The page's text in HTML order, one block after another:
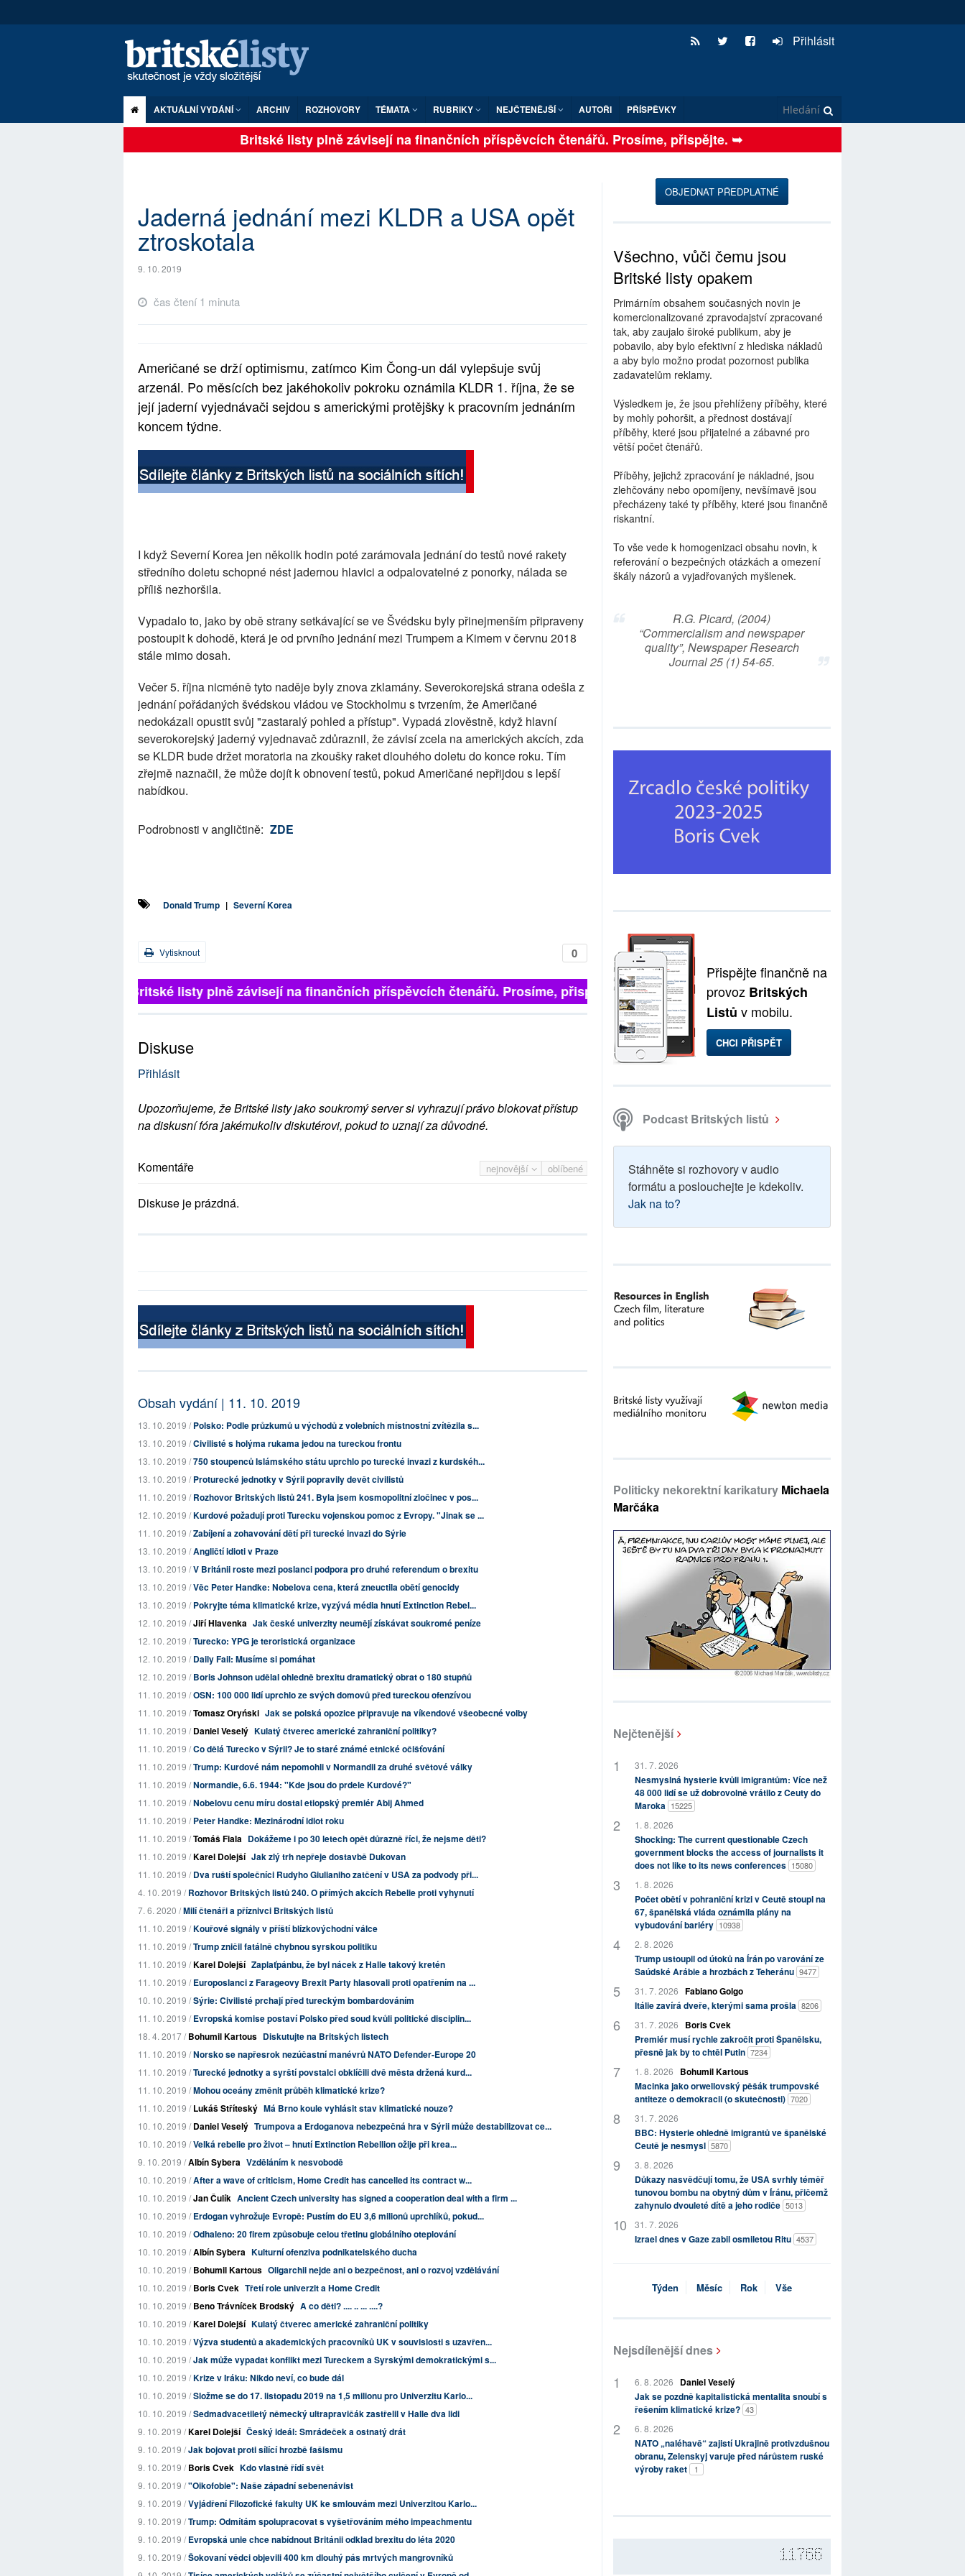
Přihlásit
AKTUÁLNÍ VYDÁNÍ ARCHIV ROZHOVORY TÉMATA RUBRIKY NEJČTENĚJŠÍ AUTOŘI PŘÍSPĚVKY
Britské listy plně závisejí na finančních příspěvcích čtenářů. Prosíme, přispějte. ➥
Jaderná jednání mezi KLDR a USA opět
ztroskotala
9. 10. 2019
čas čtení 1 minuta
Američané se drží optimismu, zatímco Kim Čong-un dál vylepšuje svůj
arzenál. Po měsících bez jakéhokoliv pokroku oznámila KLDR 1. října, že se
její jaderní vyjednávači sejdou s americkými protějšky k pracovním jednáním
koncem týdne.
I když Severní Korea jen několik hodin poté zarámovala jednání do testů nové rakety
středního doletu schopné nést jadernou hlavici a odpalovatelné z ponorky, nálada se
příliš nezhoršila.
Vypadalo to, jako by obě strany setkávající se ve Švédsku byly přinejmenším připraveny
postoupit k dohodě, která je od prvního jednání mezi Trumpem a Kimem v červnu 2018
stále mimo dosah.
Večer 5. října nicméně tyto naděje byly znova zklamány. Severokorejská strana odešla z
jednání pořádaných švédskou vládou ve Stockholmu s tvrzením, že Američané
nedokázali opustit svůj "zastaralý pohled a přístup". Vypadá zlověstně, když hlavní
severokorejský jaderný vyjednavač zdůraznil, že závisí zcela na amerických akcích, zda
se KLDR bude držet moratoria na zkoušky raket dlouhého doletu do konce roku. Tím
zřejmě naznačil, že může dojít k obnovení testů, pokud Američané nepřijdou s lepší
nabídkou.
Podrobnosti v angličtině: ZDE
Donald Trump | Severní Korea
0
Vytisknout
Britské listy plně závisejí na finančních příspěvcích čtenářů. Prosíme, přispějte. ➥
Diskuse
Přihlásit
Upozorňujeme, že Britské listy jako soukromý server si vyhrazují právo blokovat přístup
na diskusní fóra jakémukoliv diskutérovi, pokud to uznají za důvodné.
nejnovější oblíbené
Komentáře
Diskuse je prázdná.
Obsah vydání | 11. 10. 2019
13. 10. 2019 /Polsko: Podle průzkumů u východů z volebních místnostní zvítězila s...
13. 10. 2019 /Civilisté s holýma rukama jedou na tureckou frontu
13. 10. 2019 /750 stoupenců Islámského státu uprchlo po turecké invazi z kurdskéh...
13. 10. 2019 /Proturecké jednotky v Sýrii popravily devět civilistů
11. 10. 2019 /Rozhovor Britských listů 241. Byla jsem kosmopolitní zločinec v pos...
12. 10. 2019 /Kurdové požadují proti Turecku vojenskou pomoc z Evropy. "Jinak se ...
11. 10. 2019 /Zabíjení a zohavování dětí při turecké invazi do Sýrie
13. 10. 2019 /Angličtí idioti v Praze
13. 10. 2019 /V Británii roste mezi poslanci podpora pro druhé referendum o brexitu
13. 10. 2019 /Věc Peter Handke: Nobelova cena, která zneuctila obětí genocidy
13. 10. 2019 /Pokryjte téma klimatické krize, vyzývá média hnutí Extinction Rebel...
12. 10. 2019 /Jiří Hlavenka Jak české univerzity neumějí získávat soukromé peníze
12. 10. 2019 /Turecko: YPG je teroristická organizace
12. 10. 2019 /Daily Fail: Musíme si pomáhat
12. 10. 2019 /Boris Johnson udělal ohledně brexitu dramatický obrat o 180 stupňů
11. 10. 2019 /OSN: 100 000 lidí uprchlo ze svých domovů před tureckou ofenzívou
11. 10. 2019 /Tomasz Oryński Jak se polská opozice připravuje na víkendové všeobecné volby
11. 10. 2019 /Daniel Veselý Kulatý čtverec americké zahraniční politiky?
11. 10. 2019 /Co dělá Turecko v Sýrii? Je to staré známé etnické očišťování
11. 10. 2019 /Trump: Kurdové nám nepomohli v Normandii za druhé světové války
11. 10. 2019 /Normandie, 6.6. 1944: "Kde jsou do prdele Kurdové?"
11. 10. 2019 /Nobelovu cenu míru dostal etiopský premiér Abij Ahmed
11. 10. 2019 /Peter Handke: Mezinárodní idiot roku
11. 10. 2019 /Tomáš Fiala Dokážeme i po 30 letech opět důrazně říci, že nejsme děti?
11. 10. 2019 /Karel Dolejší Jak zlý trh nepřeje dostavbě Dukovan
11. 10. 2019 /Dva ruští společníci Rudyho Giulianiho zatčení v USA za podvody při...
4. 10. 2019 /Rozhovor Britských listů 240. O přímých akcích Rebelie proti vyhynutí
7. 6. 2020 /Milí čtenáři a příznivci Britských listů
11. 10. 2019 /Kouřové signály v příští blízkovýchodní válce
11. 10. 2019 /Trump zničil fatálně chybnou syrskou politiku
11. 10. 2019 /Karel Dolejší Zaplaťpánbu, že byl nácek z Halle takový kretén
11. 10. 2019 /Europoslanci z Farageovy Brexit Party hlasovali proti opatřením na ...
10. 10. 2019 /Sýrie: Civilisté prchají před tureckým bombardováním
11. 10. 2019 /Evropská komise postaví Polsko před soud kvůli politické disciplin...
18. 4. 2017 /Bohumil Kartous Diskutujte na Britských listech
11. 10. 2019 /Norsko se napřesrok nezúčastní manévrů NATO Defender-Europe 20
11. 10. 2019 /Turecké jednotky a syrští povstalci obklíčili dvě města držená kurd...
11. 10. 2019 /Mohou oceány změnit průběh klimatické krize?
11. 10. 2019 /Lukáš Stříteský Má Brno koule vyhlásit stav klimatické nouze?
10. 10. 2019 /Daniel Veselý Trumpova a Erdoganova nebezpečná hra v Sýrii může destabilizovat ce...
10. 10. 2019 /Velká rebelie pro život – hnutí Extinction Rebellion ožije při krea...
9. 10. 2019 /Albín Sybera Vzděláním k nesvobodě
10. 10. 2019 /After a wave of criticism, Home Credit has cancelled its contract w...
10. 10. 2019 /Jan Čulík Ancient Czech university has signed a cooperation deal with a firm ...
10. 10. 2019 /Erdogan vyhrožuje Evropě: Pustím do EU 3,6 milionů uprchlíků, pokud...
10. 10. 2019 /Odhaleno: 20 firem způsobuje celou třetinu globálního oteplování
10. 10. 2019 /Albín Sybera Kulturní ofenziva podnikatelského ducha
10. 10. 2019 /Bohumil Kartous Oligarchii nejde ani o bezpečnost, ani o rozvoj vzdělávání
10. 10. 2019 /Boris Cvek Třetí role univerzit a Home Credit
10. 10. 2019 /Beno Trávníček Brodský A co děti? .... .. ... ....?
10. 10. 2019 /Karel Dolejší Kulatý čtverec americké zahraniční politiky
10. 10. 2019 /Výzva studentů a akademických pracovníků UK v souvislosti s uzavřen...
10. 10. 2019 /Jak může vypadat konflikt mezi Tureckem a Syrskými demokratickými s...
10. 10. 2019 /Krize v Iráku: Nikdo neví, co bude dál
10. 10. 2019 /Složme se do 17. listopadu 2019 na 1,5 milionu pro Univerzitu Karlo...
10. 10. 2019 /Sedmadvacetiletý německý ultrapravičák zastřelil v Halle dva lidi
9. 10. 2019 /Karel Dolejší Český ideál: Smrádeček a ostnatý drát
9. 10. 2019 /Jak bojovat proti sílící hrozbě fašismu
9. 10. 2019 /Boris Cvek Kdo vlastně řídí svět
9. 10. 2019 /"Oikofobie": Naše západní sebenenávist
9. 10. 2019 /Vyjádření Filozofické fakulty UK ke smlouvám mezi Univerzitou Karlo...
9. 10. 2019 /Trump: Odmítám spolupracovat s vyšetřováním mého impeachmentu
9. 10. 2019 /Evropská unie chce nabídnout Británii odklad brexitu do léta 2020
9. 10. 2019 /Šokovaní vědci objevili 400 km dlouhý pás mrtvých mangrovníků
OBJEDNAT PŘEDPLATNÉ
Všechno, vůči čemu jsou
Britské listy opakem
Primárním obsahem současných novin je
komercionalizované zpravodajství zpracované
tak, aby zaujalo široké publikum, aby je
pobavilo, aby bylo efektivní z hlediska nákladů
a aby bylo možno prodat pozornost publika
zadavatelům reklamy.
Výsledkem je, že jsou přehlíženy příběhy, které
by mohly pohoršit, a přednost dostávají
příběhy, které jsou přijatelné a zábavné pro
větší počet čtenářů.
Příběhy, jejichž zpracování je nákladné, jsou
zlehčovány nebo opomíjeny, nevšímavě jsou
přecházeny také ty příběhy, které jsou finančně
riskantní.
To vše vede k homogenizaci obsahu novin, k
referování o bezpečných otázkách a omezení
škály názorů a vyjadřovaných myšlenek.
R.G. Picard, (2004)
“Commercialism and newspaper
quality”, Newspaper Research
Journal 25 (1) 54-65.
Přispějte finančně na
provoz Britských
Listů v mobilu.
CHCI PŘISPĚT
Podcast Britských listů
Stáhněte si rozhovory v audio
formátu a poslouchejte je kdekoliv.
Jak na to?
Politicky nekorektní karikatury Michaela
Marčáka
Nejčtenější
31. 7. 2026
Nesmyslná hysterie kvůli imigrantům: Více než
48 000 lidí se už dobrovolně vrátilo z Ceuty do
Maroka 15225
1. 8. 2026
Shocking: The current questionable Czech
government blocks the access of journalists it
does not like to its news conferences 15080
1. 8. 2026
Počet obětí v pohraniční krizi v Ceutě stoupl na
67, španělská vláda oznámila plány na
vybudování bariéry 10938
2. 8. 2026
Trump ustoupil od útoků na Írán po varování ze
Saúdské Arábie a hrozbách z Teheránu 9477
31. 7. 2026 Fabiano Golgo
Itálie zavírá dveře, kterými sama prošla 8206
31. 7. 2026
Boris Cvek
Premiér musí rychle zakročit proti Španělsku,
přesně jak by to chtěl Putin 7234
1. 8. 2026
Bohumil Kartous
Macinka jako orwellovský pěšák trumpovské
antiteze o demokracii (o skutečnosti) 7020
31. 7. 2026
BBC: Hysterie ohledně imigrantů ve španělské
Ceutě je nesmysl 5870
3. 8. 2026
Důkazy nasvědčují tomu, že USA svrhly téměř
tunovou bombu na obytný dům v Íránu, přičemž
zahynulo dvouleté dítě a jeho rodiče 5013
31. 7. 2026
Izrael dnes v Gaze zabil osmiletou Ritu 4537
Týden Měsíc Rok Vše
Nejsdílenější dnes
6. 8. 2026
Daniel Veselý
Jak se pozdně kapitalistická mentalita snoubí s
řešením klimatické krize? 43
6. 8. 2026
NATO „naléhavě“ zajistí Ukrajině protivzdušnou
obranu, Zelenskyj varuje před nárůstem ruské
výroby raket
1
11766